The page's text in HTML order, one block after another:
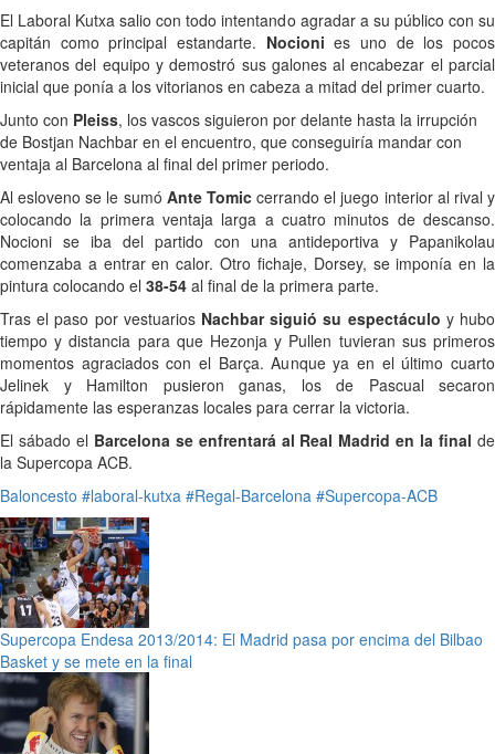
El Laboral Kutxa salio con todo intentando agradar a su público con su
capitán como principal estandarte. Nocioni es uno de los pocos
veteranos del equipo y demostró sus galones al encabezar el parcial
inicial que ponía a los vitorianos en cabeza a mitad del primer cuarto.
Junto con Pleiss, los vascos siguieron por delante hasta la irrupción
de Bostjan Nachbar en el encuentro, que conseguiría mandar con
ventaja al Barcelona al final del primer periodo.
Al esloveno se le sumó Ante Tomiccerrando el juego interior al rival y
colocando la primera ventaja larga a cuatro minutos de descanso.
Nocioni se iba del partido con una antideportiva y Papanikolau
comenzaba a entrar en calor. Otro fichaje, Dorsey, se imponía en la
pintura colocando el 38-54 al final de la primera parte.
Tras el paso por vestuariosNachbar siguió su espectáculo y hubo
tiempo y distancia para que Hezonja y Pullen tuvieran sus primeros
momentos agraciados con el Barça. Aunque ya en el último cuarto
Jelinek y Hamilton pusieron ganas, los de Pascual secaron
rápidamente las esperanzas locales para cerrar la victoria.
El sábado el Barcelona se enfrentará al Real Madrid en la final de
la Supercopa ACB.
Baloncesto #laboral-kutxa #Regal-Barcelona #Supercopa-ACB
Supercopa Endesa 2013/2014: El Madrid pasa por encima del Bilbao
Basket y se mete en la final